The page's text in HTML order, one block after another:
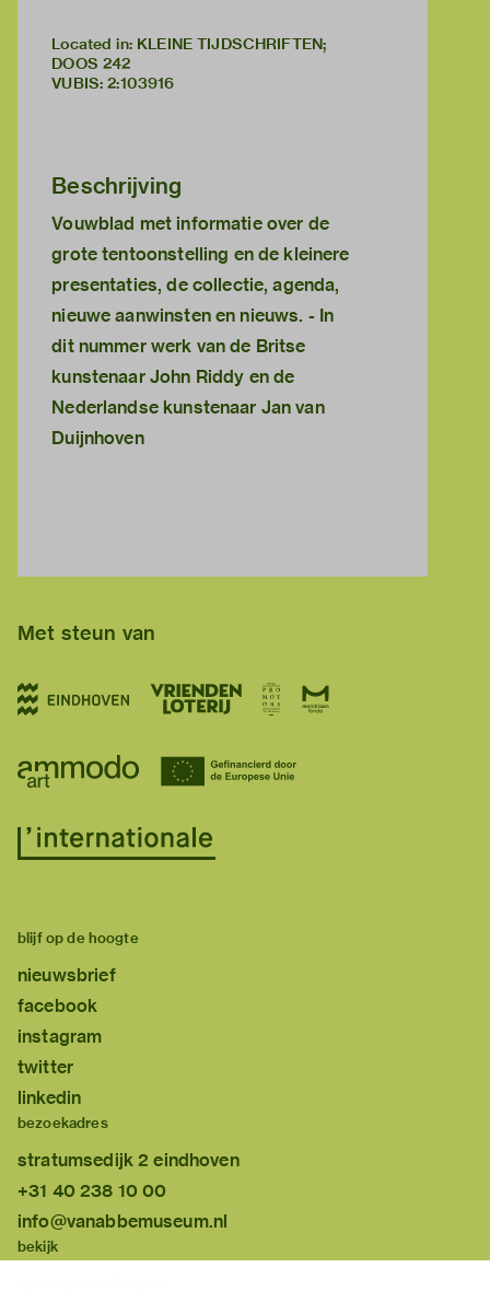
Located in: KLEINE TIJDSCHRIFTEN;
DOOS 242
VUBIS: 2:103916
Beschrijving
Vouwblad met informatie over de
grote tentoonstelling en de kleinere
presentaties, de collectie, agenda,
nieuwe aanwinsten en nieuws. - In
dit nummer werk van de Britse
kunstenaar John Riddy en de
Nederlandse kunstenaar Jan van
Duijnhoven
Met steun van
blijf op de hoogte
nieuwsbrief
facebook
instagram
twitter
linkedin
bezoekadres
stratumsedijk 2 eindhoven
+31 40 238 10 00
info@vanabbemuseum.nl
bekijk